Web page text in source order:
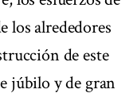
los alrededores
de este
júbilo y de gran